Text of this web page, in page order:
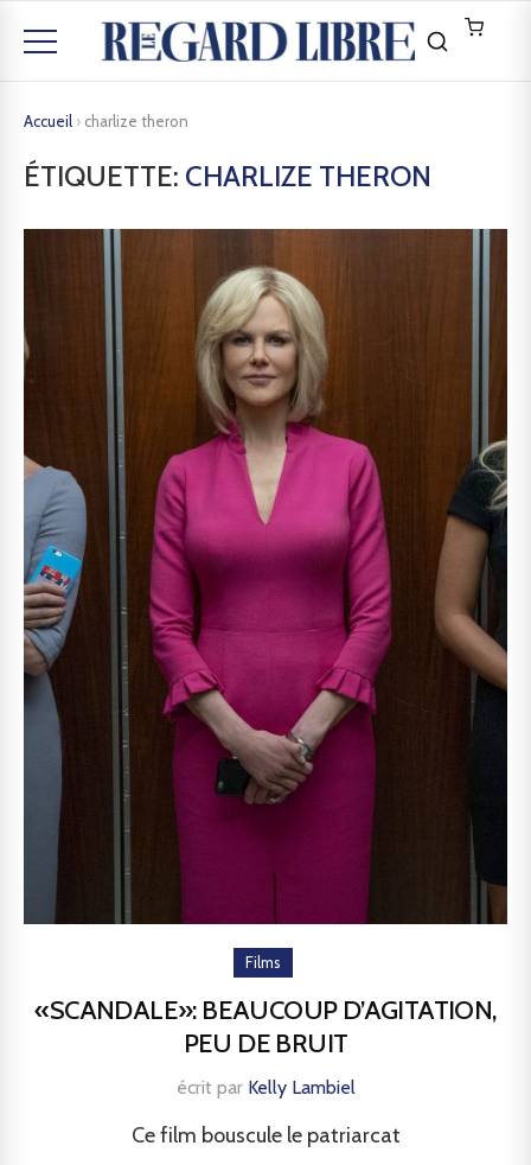
Accueil › charlize theron
ÉTIQUETTE: CHARLIZE THERON
Films
«SCANDALE»: BEAUCOUP D’AGITATION,
PEU DE BRUIT
écrit par Kelly Lambiel
Ce film bouscule le patriarcat